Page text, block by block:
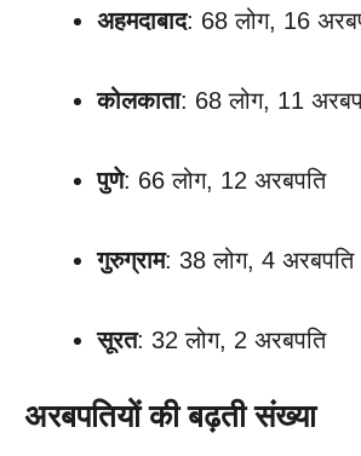
अहमदाबाद: 68 लोग, 16
कोलकाता: 68 लोग, 11
पुणे: 66 लोग, 12 अरबपति
गुरुग्राम: 38 लोग, 4 अरबपति
सूरत: 32 लोग, 2 अरबपति
अरबपतियों की बढ़ती संख्या